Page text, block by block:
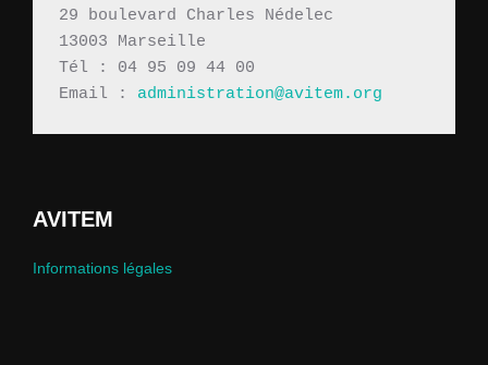
29 boulevard Charles Nédelec
13003 Marseille
Tél : 04 95 09 44 00
Email : administration@avitem.org
AVITEM
Informations légales